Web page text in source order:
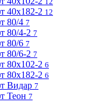
40х182-2 12
80/4 7
80/4-2 7
80/6 7
80/6-2 7
80х102-2 6
80х182-2 6
Видар 7
Теон 7